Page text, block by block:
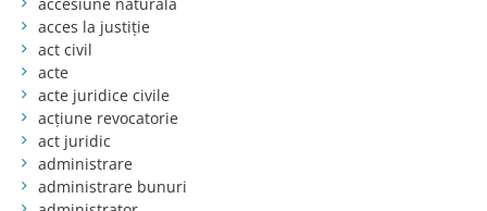
acces la justiție
act civil
acte
acte juridice civile
acțiune revocatorie
act juridic
administrare
administrare bunuri